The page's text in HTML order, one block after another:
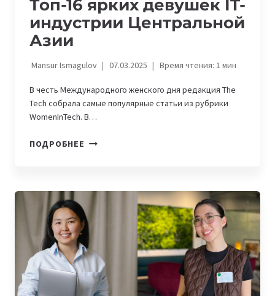
Топ-16 ярких девушек IT-
индустрии Центральной
Азии
Mansur Ismagulov 07.03.2025 Время чтения: 1мин
В честь Международного женского дня редакция The
Tech собрала самые популярные статьи из рубрики
WomenInTech. В…
ПОДРОБНЕЕ ТОП-16
ИНДУСТРИИ
ЦЕНТРАЛЬНОЙ
АЗИИ